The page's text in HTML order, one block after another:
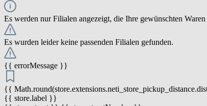
Es werden nur Filialen angezeigt, die Ihre gewünschten
Es wurden leider keine passenden Filialen gefunden.
{{ errorMessage }}
{{
{{ store.label }}